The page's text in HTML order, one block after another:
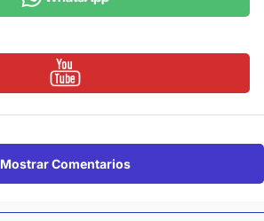
Mostrar Comentarios